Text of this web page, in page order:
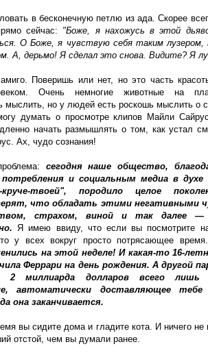
в бесконечную петлю из ада. Скорее
сейчас: "Боже, я нахожусь в этой
О Боже, я чувствую себя таким
А, дерьмо! Я сделал это снова. Видите? Я
Поверишь или нет, но это часть
Очень немногие животные на
мыслить, но у людей есть роскошь мыслить о
думать о просмотре клипов Майли
начать размышлять о том, как устал
Ах, чудо сознания!
сегодня наше общество,
и социальным медиа в духе
круче-твоей", породило целое
что обладать этими негативными
страхом, виной и так далее —
Я имею ввиду, что если вы посмотрите
у всех вокруг просто потрясающее
на этой неделе! И какая-то 16-
Феррари на день рождения. А другой
2 миллиарда долларов всего лишь
автоматически доставляющее
она заканчивается.
вы сидите дома и гладите кота. И ничего
отстой, чем вы думали ранее.